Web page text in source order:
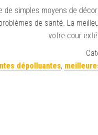
simples moyens de
de santé. La
votre cour
dépolluantes,